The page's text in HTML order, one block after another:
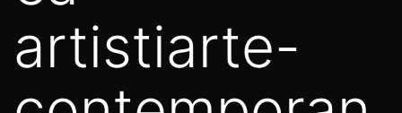
artistiarte-